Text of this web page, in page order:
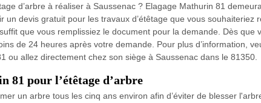
d’arbre à réaliser à Saussenac ? Elagage Mathurin 81
un devis gratuit pour les travaux d’étêtage que vous souhaiteriez
que vous remplissiez le document pour la demande. Dès que
de 24 heures après votre demande. Pour plus d’information,
ou allez directement chez son siège à Saussenac dans le 81350.
81 pour l’étêtage d’arbre
un arbre tous les cinq ans environ afin d’éviter de blesser